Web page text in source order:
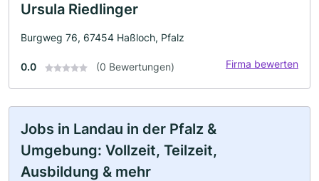
Ursula Riedlinger
Burgweg 76, 67454 Haßloch, Pfalz
0.0 (0 Bewertungen) Firma bewerten
Jobs in Landau in der Pfalz &
Umgebung: Vollzeit, Teilzeit,
Ausbildung & mehr